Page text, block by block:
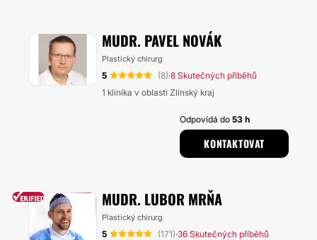
MUDR. PAVEL NOVÁK
Plastický chirurg
5 (8)·8 Skutečných příběhů
1 klinika v oblasti Zlínský kraj
Odpovídá do53 h
KONTAKTOVAT
MUDR. LUBOR MRŇA
Plastický chirurg
5 (171)·36 Skutečných příběhů